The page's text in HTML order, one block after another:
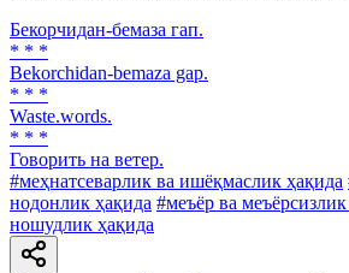
Бекорчидан-бемаза гап.
* * *
Bekorchidan-bemaza gap.
* * *
Waste.words.
* * *
Говорить на ветер.
#меҳнатсеварлик ва ишёқмаслик ҳақида
нодонлик ҳақида #меъёр ва
ношудлик ҳақида